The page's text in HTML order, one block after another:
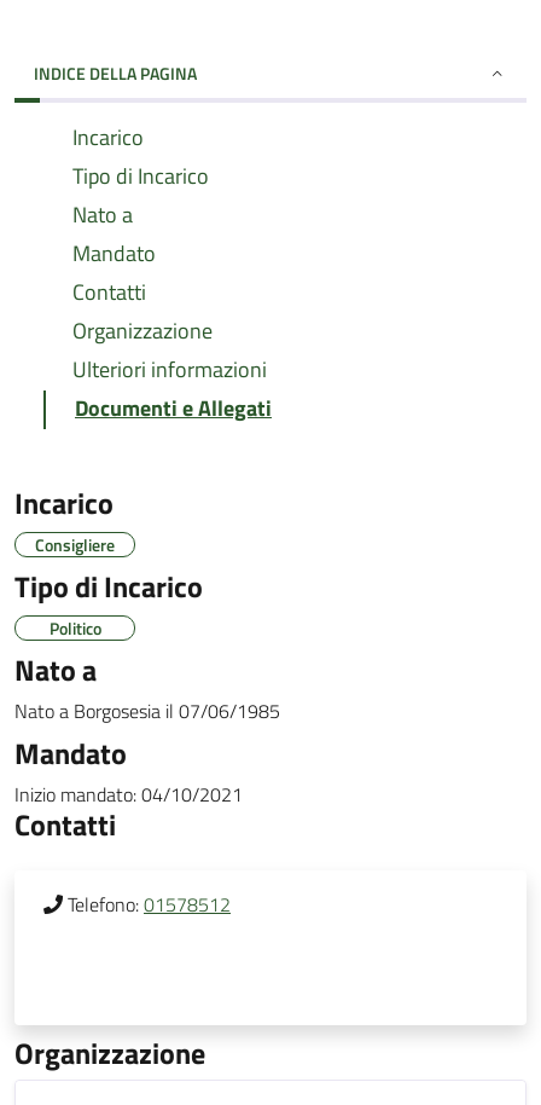
INDICE DELLA PAGINA
Incarico
Tipo di Incarico
Nato a
Mandato
Contatti
Organizzazione
Ulteriori informazioni
Documenti e Allegati
Incarico
Consigliere
Tipo di Incarico
Politico
Nato a
Nato a Borgosesia il 07/06/1985
Mandato
Inizio mandato:04/10/2021
Contatti
Telefono:01578512
Organizzazione